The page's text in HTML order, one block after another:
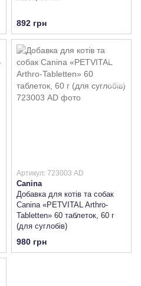
892 грн
Артикул: 723003 AD
Canina
Добавка для котів та собак
Canina «PETVITAL Arthro-
Tabletten» 60 таблеток, 60 г
(для суглобів)
980 грн